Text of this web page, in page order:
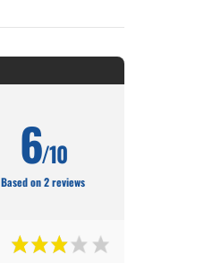
6/10
Based on 2 reviews